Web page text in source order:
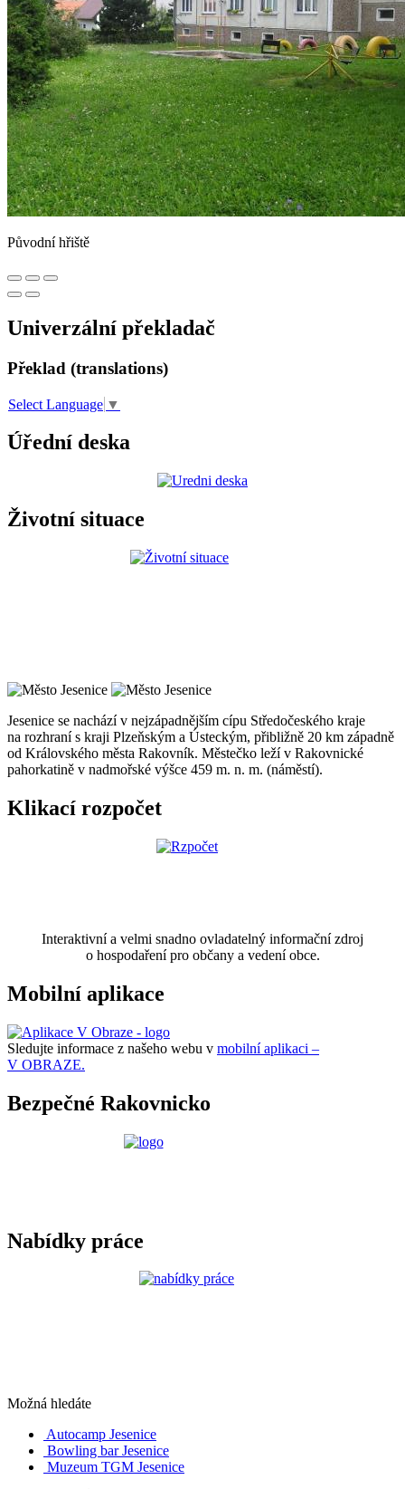
Původní hřiště
Univerzální překladač
Překlad (translations)
Select Language ▼
Úřední deska
Životní situace
Jesenice se nachází v nejzápadnějším cípu Středočeského kraje
na rozhraní s kraji Plzeňským a Ústeckým, přibližně 20 km západně
od Královského města Rakovník. Městečko leží v Rakovnické
pahorkatině v nadmořské výšce 459 m. n. m. (náměstí).
Klikací rozpočet
Interaktivní a velmi snadno ovladatelný informační zdroj
o hospodaření pro občany a vedení obce.
Mobilní aplikace
Sledujte informace z našeho webu v mobilní aplikaci –
V OBRAZE.
Bezpečné Rakovnicko
Nabídky práce
Možná hledáte
Autocamp Jesenice
Bowling bar Jesenice
Muzeum TGM Jesenice